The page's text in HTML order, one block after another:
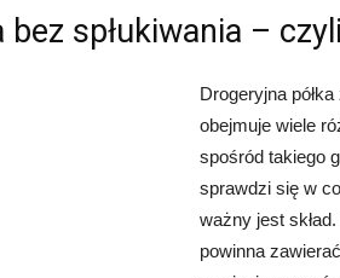
bez spłukiwania –
Drogeryjna
obejmuje wiele
spośród takiego
sprawdzi się w
ważny jest
powinna